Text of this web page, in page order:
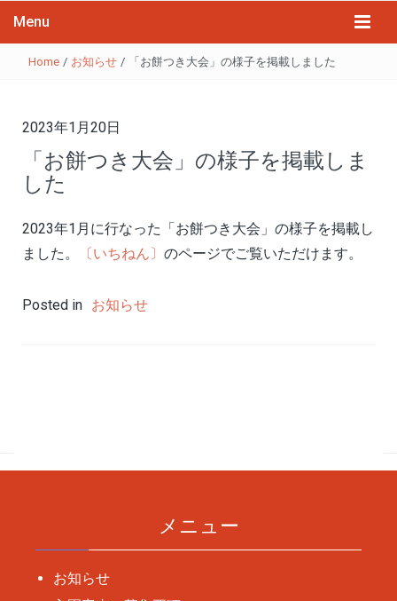
Menu
Home / お知らせ / 「お餅つき大会」の様子を掲載しました
2023年1月20日
「お餅つき大会」の様子を掲載しま
した
2023年1月に行なった「お餅つき大会」の様子を掲載し
ました。
〔いちねん〕 のページでご覧いただけます。
Posted in お知らせ
ビ
シ
ョ
メニュー
お知らせ